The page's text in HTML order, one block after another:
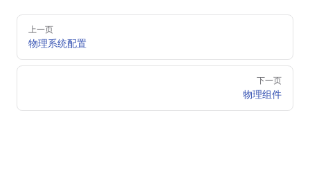
Pager
上一页
物理系统配置
下一页
物理组件